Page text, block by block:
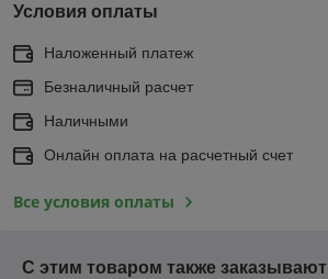
Условия оплаты
Наложенный платеж
Безналичный расчет
Наличными
Онлайн оплата на расчетный счет
Все условия оплаты
С этим товаром также заказывают